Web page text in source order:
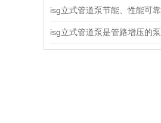
isg立式管道泵节能、性能可靠